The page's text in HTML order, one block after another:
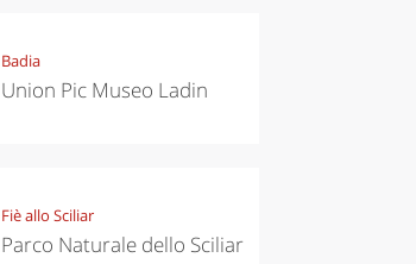
Badia
Union Pic Museo Ladin
Fiè allo Sciliar
Parco Naturale dello Sciliar